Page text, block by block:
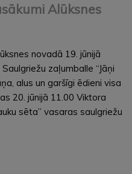
Alūksnes
novadā 19. jūnijā
zaļumballe “Jāņi
alus un garšīgi ēdieni visa
20. jūnijā 11.00 Viktora
sēta” vasaras saulgriežu